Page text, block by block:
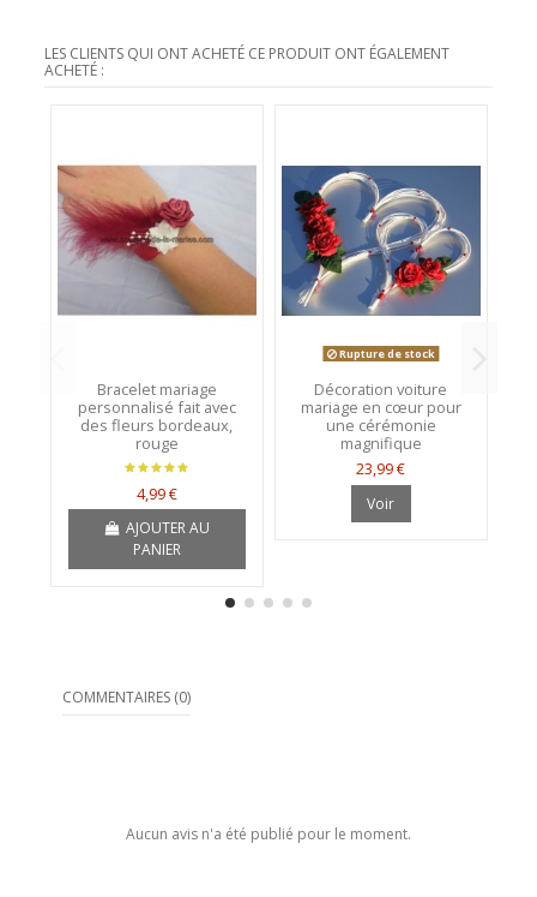
LES CLIENTS QUI ONT ACHETÉ CE PRODUIT ONT ÉGALEMENT
ACHETÉ :
Bracelet mariage
personnalisé fait avec
des fleurs bordeaux,
rouge
4,99 €
AJOUTER AU
PANIER
Rupture de stock
Décoration voiture
mariage en cœur pour
une cérémonie
magnifique
23,99 €
Voir
COMMENTAIRES (0)
Aucun avis n'a été publié pour le moment.